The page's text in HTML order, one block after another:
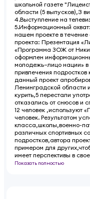
школьной газете
области (5 выпусков),3
4.Выступление на
5.Информационный
нашем проекте в
проекта: Презентация
«Программа ЗОЖ от
оформлен
молодежь–лицо нации»
привлечения
данный проект
Ленинградской области
курить,5 перестали
отказались от снюсов и
12 человек ,используют
человек. Результатом
класса,школы,военно-
различных спортивных
подростков,автора
примером для
имеет перспективы в
Показать полностью